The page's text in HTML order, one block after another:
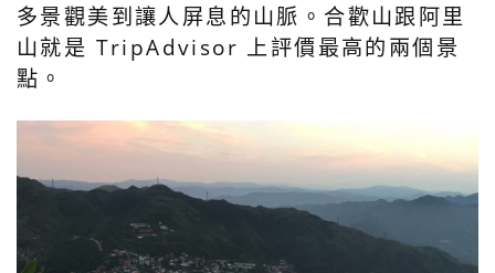
多景觀美到讓人屏息的山脈。合歡山跟阿里
山就是 TripAdvisor 上評價最高的兩個景
點。